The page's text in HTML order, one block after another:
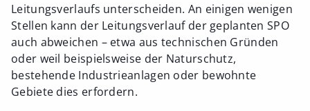
Leitungsverlaufs unterscheiden. An einigen wenigen
Stellen kann der Leitungsverlauf der geplanten SPO
auch abweichen – etwa aus technischen Gründen
oder weil beispielsweise der Naturschutz,
bestehende Industrieanlagen oder bewohnte
Gebiete dies erfordern.